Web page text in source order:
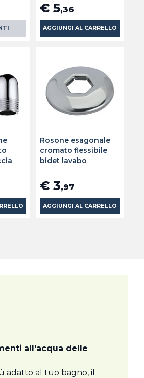
€ 5,36
AGGIUNGI AL CARRELLO
Rosone esagonale
cromato flessibile
bidet lavabo
€ 3,97
AGGIUNGI AL CARRELLO
all'acqua delle
adatto al tuo bagno, il